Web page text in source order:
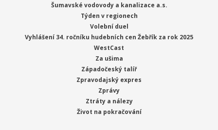
Šumavské vodovody a kanalizace a.s.
Týden v regionech
Volební duel
Vyhlášení 34. ročníku hudebních cen Žebřík za rok 2025
WestCast
Za ušima
Západočeský talíř
Zpravodajský expres
Zprávy
Ztráty a nálezy
Život na pokračování